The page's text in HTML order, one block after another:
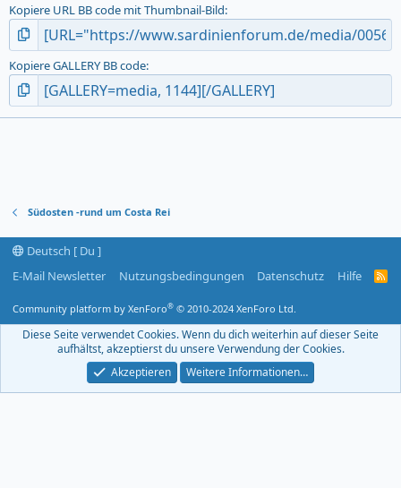
Kopiere URL BB code mit Thumbnail-Bild
Kopiere GALLERY BB code
Südosten -rund um Costa Rei
Deutsch [ Du ]
E-Mail Newsletter
Nutzungsbedingungen Datenschutz Hilfe
R
F
Community platform by XenForo® © 2010-2024 XenForo Ltd.
Diese Seite verwendet Cookies. Wenn du dich weiterhin auf dieser Seite
aufhältst, akzeptierst du unsere Verwendung der Cookies.
Akzeptieren
Weitere Informationen…